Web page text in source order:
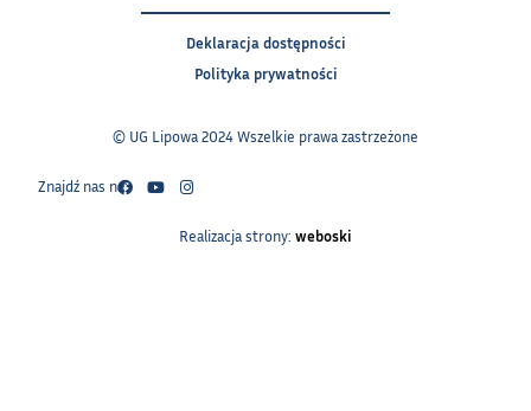
Deklaracja dostępności
Polityka prywatności
© UG Lipowa 2024 Wszelkie prawa zastrzeżone
Znajdź nas na:
Realizacja strony: weboski